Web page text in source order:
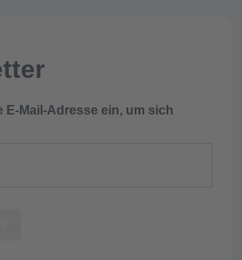
E-Mail-Adresse ein, um sich